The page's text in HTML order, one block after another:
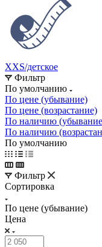
XXS/детское
Фильтр
По умолчанию
По цене (убывание)
По цене (возрастание)
По наличию
По наличию
По умолчанию
Фильтр
Сортировка
По цене (убывание)
Цена